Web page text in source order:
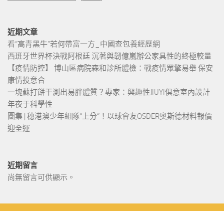
近期文章
看“高青黑牛”若何帶富一方_中國查包養經歷網
西班牙世界杯決戰阿根廷 沉著與韌億嵐辦公家具性的終極較量
【疫情防控】 博山區病院森和診所體檢：戰疫情眾擎易舉 保安
康情投意合
一塊蘇打餅干測出易胖體質？專家：興趣性JIUYI俱意室內設計
年夜于科學性
圖集 | 穗港澳少年組隊“上分“！以球會友OSDER奧斯德材料報價
迎全運
近期留言
尚無留言可供顯示。